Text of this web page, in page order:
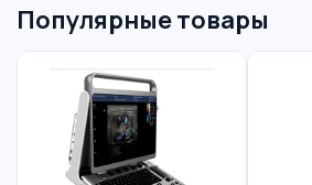
Популярные товары